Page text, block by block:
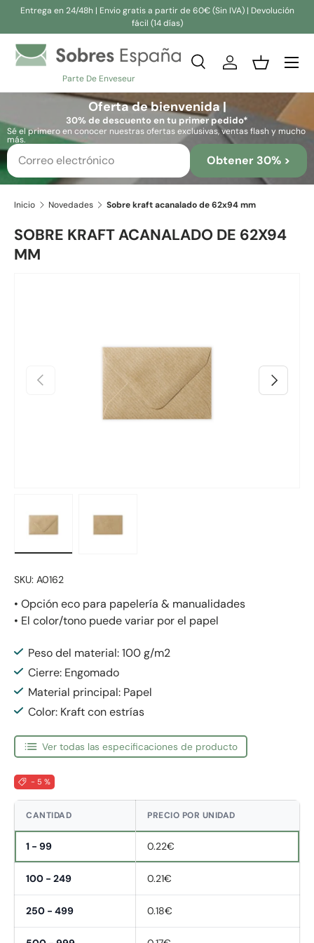
Entrega en 24/48h | Envio gratis a partir de 60€ (Sin IVA) | Devolución
fácil (14 días)
Parte De Enveseur
Buscar
Buscar
BuscarIniciar sesión
Cesta
Oferta de bienvenida |
30% de descuento en tu primer pedido*
Sé el primero en conocer nuestras ofertas exclusivas, ventas flash y mucho
más.
Obtener 30% >
Inicio Novedades Sobre kraft acanalado de 62x94 mm
SOBRE KRAFT ACANALADO DE 62X94
MM
Anterior Siguiente
SKU: A0162
• Opción eco para papelería & manualidades
• El color/tono puede variar por el papel
Peso del material: 100 g/m2
Cierre: Engomado
Material principal: Papel
Color: Kraft con estrías
Ver todas las especificaciones de producto
- 5 %
CANTIDAD PRECIO POR UNIDAD
1 - 99 0.22€
100 - 249 0.21€
250 - 499 0.18€